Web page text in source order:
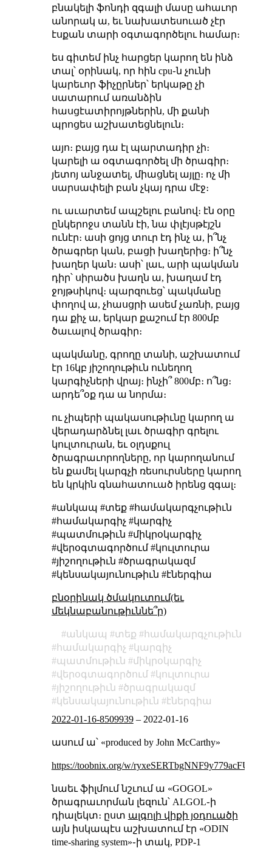
բնակելի ֆոնդի զգալի մասը ահաւոր
անորակ ա, եւ նախատեսուած չէր
էսքան տարի օգտագործելու համար։
ես գիտեմ ինչ հարցեր կարող են ինձ
տալ՝ օրինակ, որ հին cpu֊ն չունի
կարեւոր ֆիչըրներ՝ երկաթը չի
սատարում առանձին
հասցէատիրոյթներին, մի քանի
պրոցես աշխատեցնելուն։
այո։ բայց դա էլ պարտադիր չի։
կարելի ա օգտագործել մի ծրագիր։
յետոյ անջատել, միացնել այլը։ ոչ մի
սարսափելի բան չկայ դրա մէջ։
ու աւարտեմ ապշելու բանով։ էն օրը
ընկերոջս տանն էի, նա փլէյսթէյշն
ունէր։ ասի ցոյց տուր էդ ինչ ա, ի՞նչ
ծրագրեր կան, բացի խաղերից։ ի՞նչ
խաղեր կան։ ասի՝ լաւ, արի պակման
դիր՝ սիրածս խաղն ա, խաղամ էդ
ջոյթսիկով։ պարզուեց՝ պակմանը
փողով ա, չհասցրի ասեմ չառնի, բայց
դա քիչ ա, երկար քաշում էր 800մբ
ծաւալով ծրագիր։
պակմանը, գրողը տանի, աշխատում
էր 16կբ յիշողութիւն ունեղող
կարգիչների վրայ։ ինչի՞ 800մբ։ ո՞նց։
արդե՞օք դա ա նորմա։
ու չիպերի պակասութիւնը կարող ա
վերադարձնել լաւ ծրագիր գրելու
կուլտուրան, եւ օլդսքուլ
ծրագրաւորողները, որ կարողանում
են քամել կարգչի ռեսուրսները կարող
են կրկին գնահատուած իրենց զգալ։
#անկապ #տեք #համակարգչութիւն
#համակարգիչ #կարգիչ
#պատմութիւն #միկրօկարգիչ
#վերօգտագործում #կուլտուրա
#յիշողութիւն #ծրագրակազմ
#կենսակայունութիւն #էներգիա
բնօրինակ ծմակուտում(եւ
մեկնաբանութիւննե՞ր)
անկապ տեք
համակարգչութիւն
համակարգիչ
կարգիչ
պատմութիւն
միկրօկարգիչ
վերօգտագործում
կուլտուրա
յիշողութիւն
ծրագրակազմ
կենսակայունութիւն
էներգիա
2022-01-16-8509939– 2022-01-16
ասում ա՝ «produced by John McCarthy»
https://toobnix.org/w/ryxeSERTbgNNF9y779acFU
նաեւ ֆիլմում նշւում ա «GOGOL»
ծրագրաւորման լեզուն՝ ALGOL֊ի
դիալեկտ։ ըստ ալգոլի վիքի յօդուածի
այն իսկապէս աշխատում էր «ODIN
time-sharing system»֊ի տակ, PDP-1